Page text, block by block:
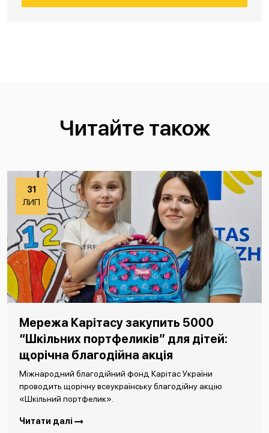
Читайте також
31
ЛИП
Мережа Карітасу закупить 5000
“Шкільних портфеликів” для дітей:
щорічна благодійна акція
Міжнародний благодійний фонд Карітас України
проводить щорічну всеукраїнську благодійну акцію
«Шкільний портфелик».
Читати далі